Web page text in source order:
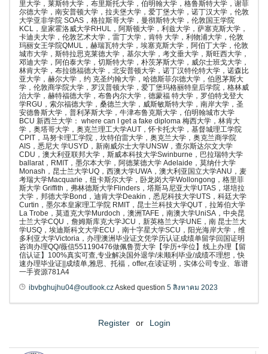
里大学，莱斯特大学，布里斯托大学，伯明翰大学，格鲁斯特大学，谢菲
尔德大学，南安普顿大学，拉夫堡大学，爱丁堡大学，诺丁汉大学，伦敦
大学亚非学院 SOAS，格拉斯哥大学，曼彻斯特大学，伦敦国王学院
KCL，皇家霍洛威大学RHUL，阿斯顿大学，利兹大学，萨塞克斯大学，
卡迪夫大学，伦敦艺术大学，雷丁大学，肯特 大学，利物浦大学，伦敦
玛丽女王学院QMUL，赫瑞瓦特大学，埃塞克斯大学，阿伯丁大学，伦敦
城市大学，斯特拉思克莱德大学，基尔大学，考文垂大学，斯旺西大学，
邓迪大学，阿伯泰大学，切斯特大学，朴茨茅斯大学，威尔士班戈大学，
林肯大学，布拉德福德大学，北安普顿大学，诺丁汉特伦特大学，诺森比
亚大学，赫尔大学，约 克圣约翰大学，哈德斯菲尔德大学，伯恩茅斯大
学，伦敦商学院大学，罗汉普顿大学，爱丁堡玛格丽特皇后学院，格林威
治大学，赫特福德大学，布鲁内尔大学，德蒙福 特大学，罗伯特戈登大
学RGU，索尔福德大学，桑德兰大学，威斯敏斯特大学，南岸大学，圣
安德鲁斯大学，普利茅斯大学，牛津布鲁克斯大学，伯明翰城市大学
BCU 新西兰大学： where can I get a fake diploma 梅西大学，林肯大
学，奥塔哥大学，奥克兰理工大学AUT，怀卡托大学，基督城理工学院
CPIT，马努卡理工学院，坎特伯雷大学，奥克兰大学，奥克兰商学院
AIS，悉尼大 学USYD，新南威尔士大学UNSW，查尔斯达尔文大学
CDU，澳大利亚联邦大学，斯威本科技大学Swinburne，巴拉瑞特大学
ballarat，RMIT，墨尔本大学，阿德莱德大学 Adelaide，莫纳什大学
Monash，昆士兰大学UQ，西澳大学UWA，澳大利亚国立大学ANU，麦
考瑞大学Macquarie，纽卡斯尔大学，卧龙岗大学Wollongong，格里菲
斯大学 Griffith，弗林德斯大学Flinders，塔斯马尼亚大学UTAS，堪培拉
大学，邦德大学Bond，迪肯大学Deakin，悉尼科技大学UTS，科廷大学
Curtin，墨尔本皇家理工学院 RMIT，昆士兰科技大学QUT，拉筹伯大学
La Trobe，莫道克大学Murdoch，澳洲TAFE，南澳大学UniSA，中央昆
士兰大学CQU，詹姆斯库克大学JCU，新英格兰大学UNE，南 昆士兰大
学USQ，埃迪斯科文大学ECU，南十字星大学SCU，阳光海岸大学，维
多利亚大学Victoria，办理澳洲毕业证文凭学历认证成绩单留学回国证明
咨询办理QQ/薇信551190476做佩鲁贾大学【学历+学位】线上办理【留
信认证】100%真实可查,专业解决国外退学/未顺利毕业/成绩不理想，快
速办理毕业证||成绩单,雅思、托福，offer,在读证明，实体公司专业、靠谱
一手资源781A4
ibvbghujhu04@outlook.czAsked question 5 สิงหาคม 2023
Register or Login